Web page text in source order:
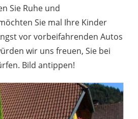
Sie Ruhe und
Sie mal Ihre Kinder
vor vorbeifahrenden Autos
wir uns freuen, Sie bei
Bild antippen!